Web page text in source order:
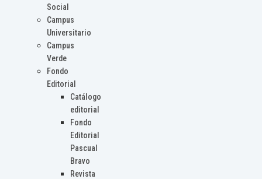
Social
Campus
Universitario
Campus
Verde
Fondo
Editorial
Catálogo
editorial
Fondo
Editorial
Pascual
Bravo
Revista